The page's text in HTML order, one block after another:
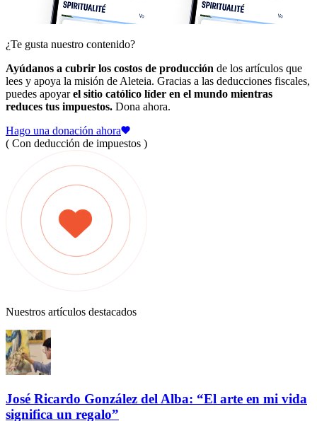
¿Te gusta nuestro contenido?
Ayúdanos a cubrir los costos de producción de los artículos que
lees y apoya la misión de Aleteia. Gracias a las deducciones fiscales,
puedes apoyarel sitio católico líder en el mundo mientras
reduces tus impuestos. Dona ahora.
Hago una donación ahora
( Con deducción de impuestos )
Nuestros artículos destacados
José Ricardo González del Alba: “El arte en mi vida
significa un regalo”